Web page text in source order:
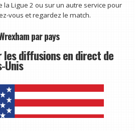
la Ligue 2 ou sur un autre service pour
vous et regardez le match.
par pays
les diffusions en direct de
Unis